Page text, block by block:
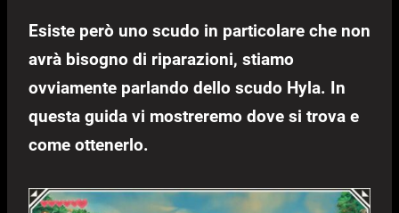
Esiste però uno scudo in particolare che non
avrà bisogno di riparazioni, stiamo
ovviamente parlando dello scudo Hyla. In
questa guida vi mostreremo dove si trova e
come ottenerlo.